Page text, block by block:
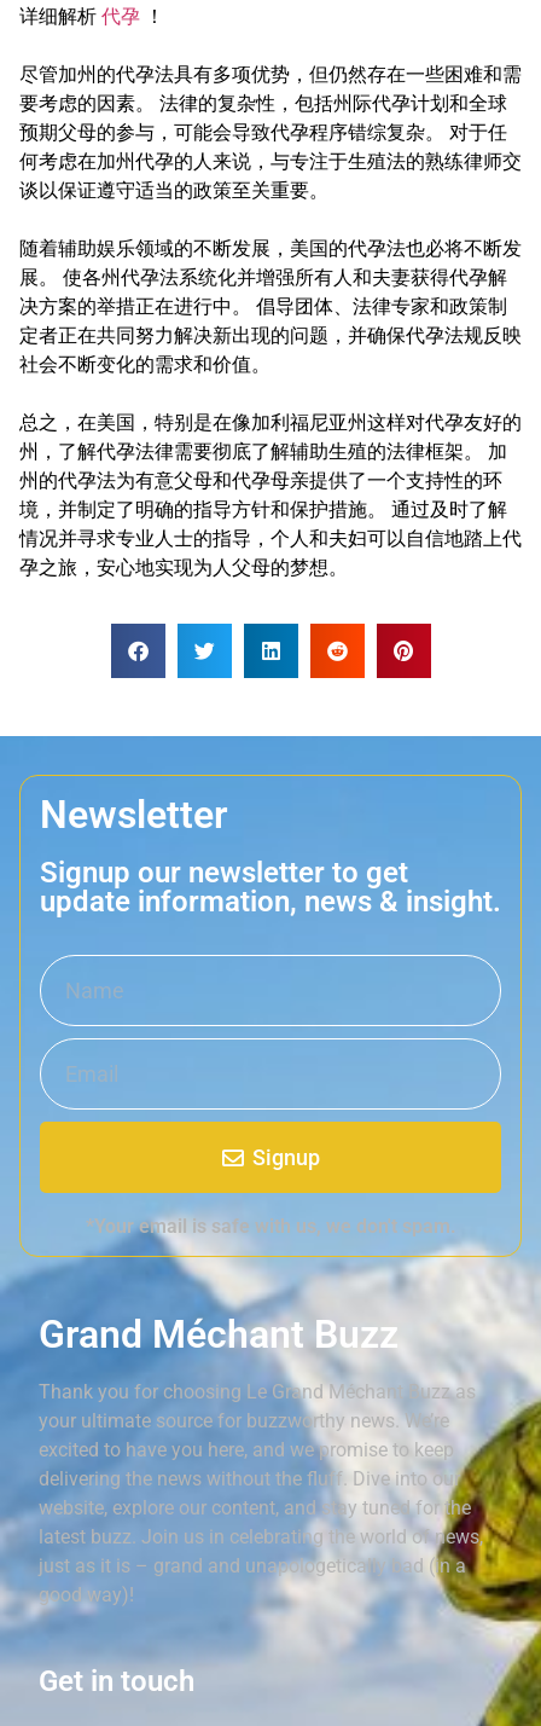
详细解析 代孕 ！
尽管加州的代孕法具有多项优势，但仍然存在一些困难和需
要考虑的因素。 法律的复杂性，包括州际代孕计划和全球
预期父母的参与，可能会导致代孕程序错综复杂。 对于任
何考虑在加州代孕的人来说，与专注于生殖法的熟练律师交
谈以保证遵守适当的政策至关重要。
随着辅助娱乐领域的不断发展，美国的代孕法也必将不断发
展。 使各州代孕法系统化并增强所有人和夫妻获得代孕解
决方案的举措正在进行中。 倡导团体、法律专家和政策制
定者正在共同努力解决新出现的问题，并确保代孕法规反映
社会不断变化的需求和价值。
总之，在美国，特别是在像加利福尼亚州这样对代孕友好的
州，了解代孕法律需要彻底了解辅助生殖的法律框架。 加
州的代孕法为有意父母和代孕母亲提供了一个支持性的环
境，并制定了明确的指导方针和保护措施。 通过及时了解
情况并寻求专业人士的指导，个人和夫妇可以自信地踏上代
孕之旅，安心地实现为人父母的梦想。
Newsletter
Signup our newsletter to get
update information, news & insight.
Signup
*Your email is safe with us, we don't spam.
Grand Méchant Buzz
Thank you for choosing Le Grand Méchant Buzz as
your ultimate source for buzzworthy news. We’re
excited to have you here, and we promise to keep
delivering the news without the fluff. Dive into our
website, explore our content, and stay tuned for the
latest buzz. Join us in celebrating the world of news,
just as it is – grand and unapologetically bad (in a
good way)!
Get in touch